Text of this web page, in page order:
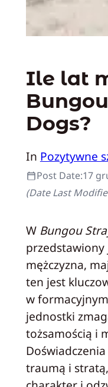
Ile lat
Dogs?
In Pozytywne
Post Date:17
(Date Last
W Bungou
przedstawiony
mężczyzna,
ten jest
w
jednostki
tożsamością i
traumą i